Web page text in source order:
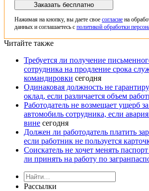
Заказать бесплатно
Нажимая на кнопку, вы даете свое согласие на
данных и соглашаетесь с политикой обработки
Читайте также
Требуется ли получение
сотрудника на продление срока
командировки сегодня
Одинаковая должность не
оклад, если различается объем
Работодатель не возмещает ущерб
автомобиль сотрудника, если
вине сегодня
Должен ли работодатель платить
если работник не пользуется
Соискатель не хочет менять
ли принять на работу по
Рассылки